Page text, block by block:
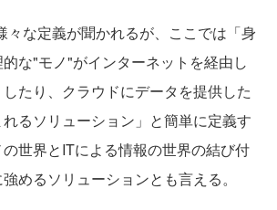
々な定義が聞かれるが、ここでは「身
な"モノ"がインターネットを経由し
たり、クラウドにデータを提供した
るソリューション」と簡単に定義す
世界とITによる情報の世界の結び付
めるソリューションとも言える。